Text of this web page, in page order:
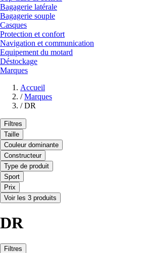
Bagagerie latérale
Bagagerie souple
Casques
Protection et confort
Navigation et communication
Equipement du motard
Déstockage
Marques
Accueil
/ Marques
/ DR
Filtres
Taille
Couleur dominante
Constructeur
Type de produit
Sport
Prix
Voir les 3 produits
DR
Filtres